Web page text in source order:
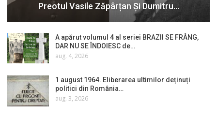
Preotul Vasile Zăpârțan Și Dumitru…
A apărut volumul 4 al seriei BRAZII SE FRÂNG,
DAR NU SE ÎNDOIESC de…
aug. 4, 2026
1 august 1964. Eliberarea ultimilor deținuți
politici din România…
aug. 3, 2026